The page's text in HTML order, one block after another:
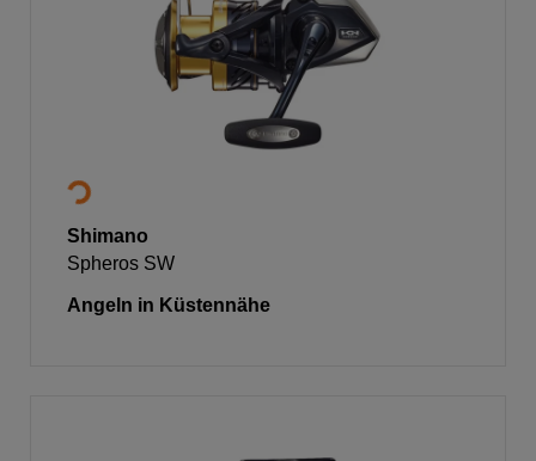
Shimano
Spheros SW
Angeln in Küstennähe